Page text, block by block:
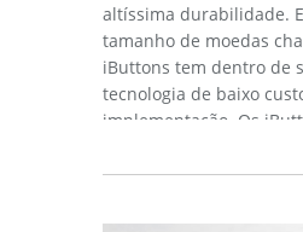
altíssima durabilidade.
tamanho de moedas
iButtons tem dentro de
tecnologia de baixo
implementação. Os